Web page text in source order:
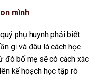
mình
phụ huynh phải biết
gì và đâu là cách học
đó bố mẹ sẽ có cách xác
kế hoạch học tập rõ